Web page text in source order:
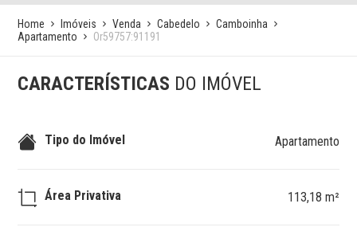
Home Imóveis Venda Cabedelo
Camboinha
Apartamento
Or59757:91191
CARACTERÍSTICAS DO IMÓVEL
Tipo do Imóvel Apartamento
Área Privativa 113,18 m²